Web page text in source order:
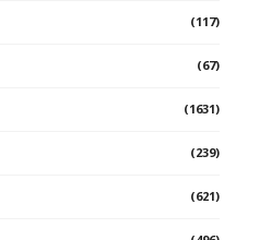
(117)
(67)
(1631)
(239)
(621)